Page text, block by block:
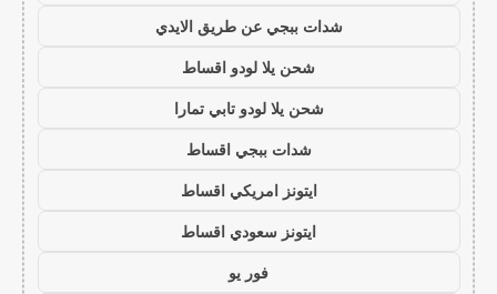
شدات ببجي عن طريق الايدي
شحن يلا لودو اقساط
شحن يلا لودو تابي تمارا
شدات ببجي اقساط
ايتونز امريكي اقساط
ايتونز سعودي اقساط
فور يو